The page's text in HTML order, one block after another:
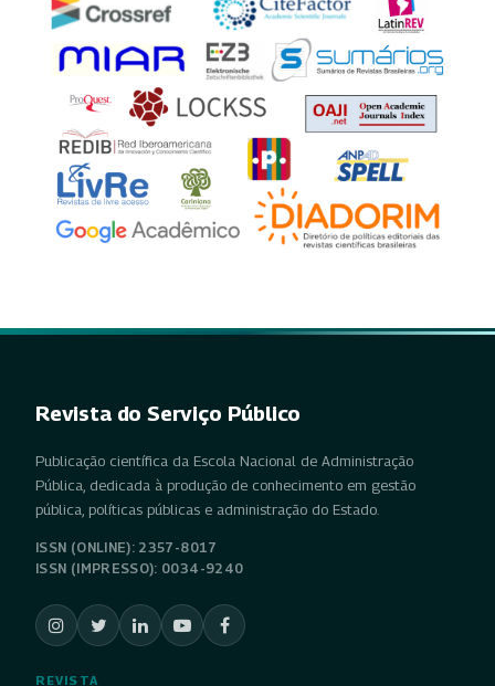
Revista do Serviço Público
Publicação científica da Escola Nacional de Administração
Pública, dedicada à produção de conhecimento em gestão
pública, políticas públicas e administração do Estado.
ISSN (ONLINE): 2357-8017
ISSN (IMPRESSO): 0034-9240
REVISTA